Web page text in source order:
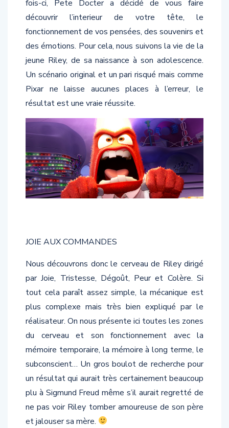
découvrir l’interieur de votre tête, le
fonctionnement de vos pensées, des souvenirs et
des émotions. Pour cela, nous suivons la vie de la
jeune Riley, de sa naissance à son adolescence.
Un scénario original et un pari risqué mais comme
Pixar ne laisse aucunes places à l’erreur, le
résultat est une vraie réussite.
par Joie, Tristesse, Dégoût, Peur et Colère. Si
tout cela paraît assez simple, la mécanique est
plus complexe mais très bien expliqué par le
réalisateur. On nous présente ici toutes les zones
du cerveau et son fonctionnement avec la
mémoire temporaire, la mémoire à long terme, le
subconscient… Un gros boulot de recherche pour
un résultat qui aurait très certainement beaucoup
plu à Sigmund Freud même s’il aurait regretté de
ne pas voir Riley tomber amoureuse de son père
et jalouser sa mère.